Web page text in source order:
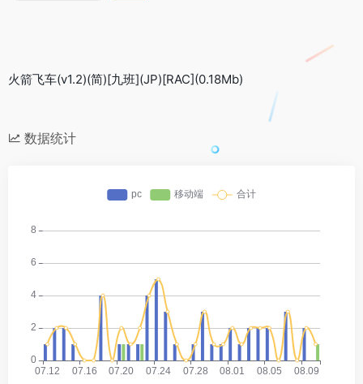
火箭飞车(v1.2)(简)[九班](JP)[RAC](0.18Mb)
数据统计